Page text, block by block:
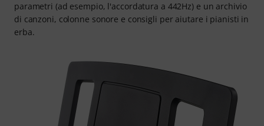
parametri (ad esempio, l'accordatura a 442Hz) e un archivio
di canzoni, colonne sonore e consigli per aiutare i pianisti in
erba.